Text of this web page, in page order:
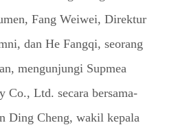
Fang Weiwei, Direktur
dan He Fangqi, seorang
mengunjungi Supmea
Co., Ltd. secara bersama-
Ding Cheng, wakil kepala